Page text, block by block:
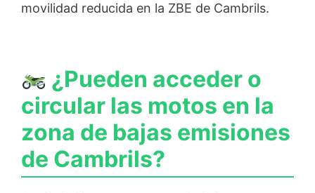
movilidad reducida en la ZBE de Cambrils.
¿Pueden acceder o
circular las motos en la
zona de bajas emisiones
de Cambrils?